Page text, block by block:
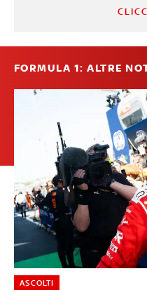
FORMULA 1: ALTRE
ASCOLTI